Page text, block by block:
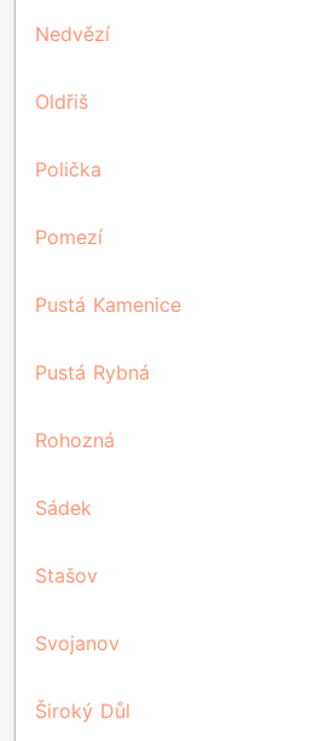
Nedvězí
Oldřiš
Polička
Pomezí
Pustá Kamenice
Pustá Rybná
Rohozná
Sádek
Stašov
Svojanov
Široký Důl